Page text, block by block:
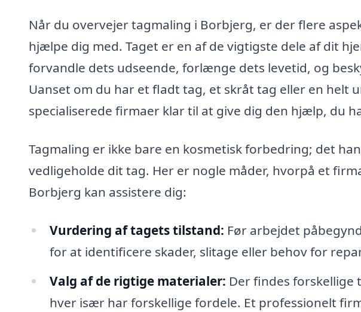
Når du overvejer tagmaling i Borbjerg, er der flere
hjælpe dig med. Taget er en af de vigtigste dele af dit
forvandle dets udseende, forlænge dets levetid, og
Uanset om du har et fladt tag, et skråt tag eller en helt
specialiserede firmaer klar til at give dig den hjælp, du
Tagmaling er ikke bare en kosmetisk forbedring; det
vedligeholde dit tag. Her er nogle måder, hvorpå et
Borbjerg kan assistere dig:
Vurdering af tagets tilstand: Før arbejdet
for at identificere skader, slitage eller behov for
Valg af de rigtige materialer: Der findes
hver især har forskellige fordele. Et professionelt